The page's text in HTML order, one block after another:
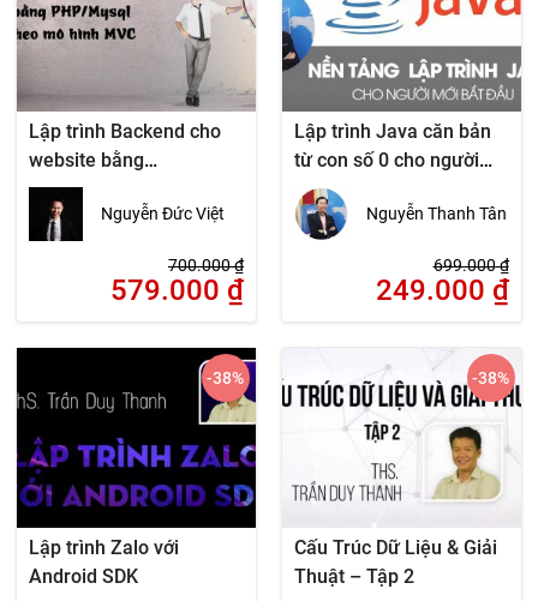
Lập trình Backend cho
website bằng
PHP/Mysql theo mô hình
MVC
Nguyễn Đức Việt
700.000₫
579.000 ₫
Lập trình Java căn bản
từ con số 0 cho người
mới bắt đầu
Nguyễn Thanh Tân
699.000₫
249.000 ₫
Lập trình Zalo với
Android SDK
-38%
Cấu Trúc Dữ Liệu & Giải
Thuật – Tập 2
-38%